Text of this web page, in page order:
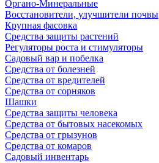
Органо-Минеральные
Восстановители, улучшители почвы
Крупная фасовка
Средства защиты растений
Регуляторы роста и стимуляторы
Садовый вар и побелка
Средства от болезней
Средства от вредителей
Средства от сорняков
Шашки
Средства защиты человека
Средства от бытовых насекомых
Средства от грызунов
Средства от комаров
Садовый инвентарь